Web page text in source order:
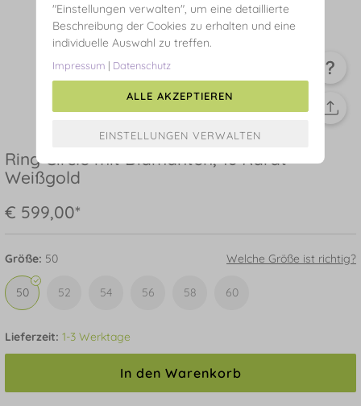
Ring Circle mit Diamanten, 18 Karat
Weißgold
€ 599,00*
Größe: 50 Welche Größe ist richtig?
50 52 54 56 58 60
Lieferzeit: 1-3 Werktage
In den Warenkorb
"Einstellungen verwalten", um eine detaillierte
Beschreibung der Cookies zu erhalten und eine
individuelle Auswahl zu treffen.
Impressum | Datenschutz
ALLE AKZEPTIEREN